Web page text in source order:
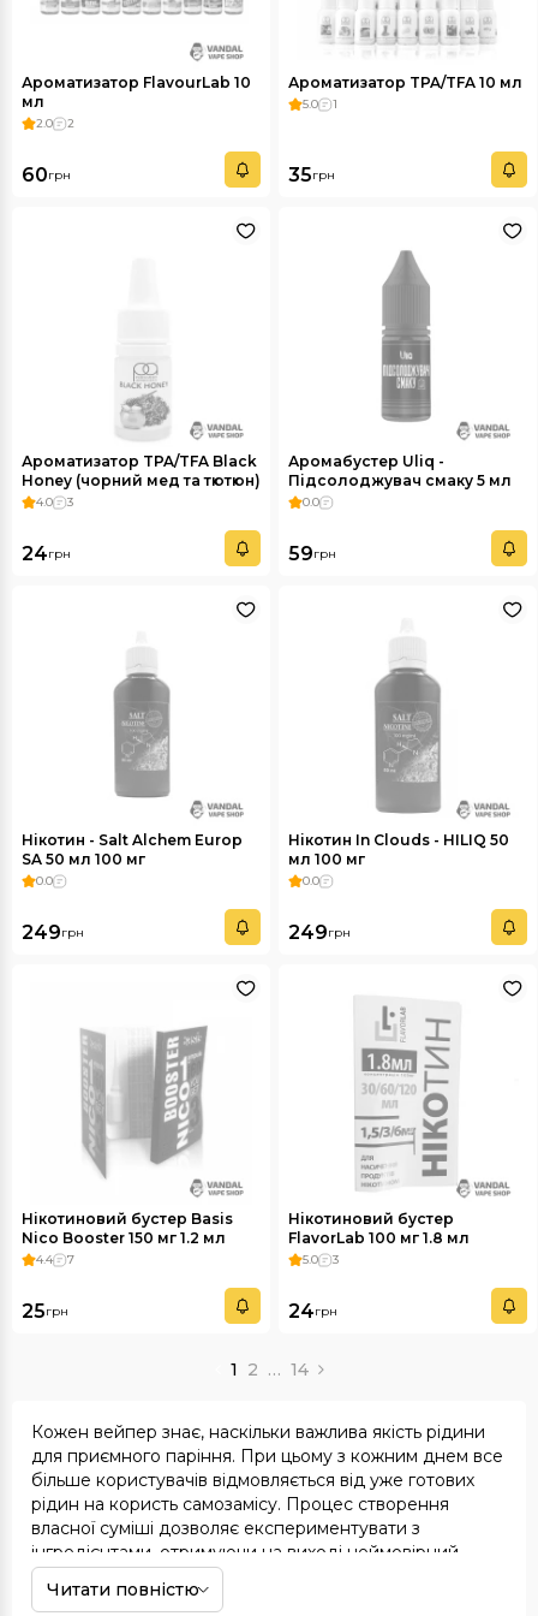
Ароматизатор FlavourLab 10
мл
2.0 2
60грн
Ароматизатор TPA/TFA 10 мл
5.0 1
35грн
Ароматизатор TPA/TFA Black
Honey (чорний мед та тютюн)
5 мл
4.0 3
24грн
Аромабустер Uliq -
Підсолоджувач смаку 5 мл
0.0
59грн
Нікотин - Salt Alchem Europ
SA 50 мл 100 мг
0.0
249грн
Нікотин In Clouds - HILIQ 50
мл 100 мг
0.0
249грн
Нікотиновий бустер Basis
Nico Booster 150 мг 1.2 мл
4.4 7
25грн
Нікотиновий бустер
FlavorLab 100 мг 1.8 мл
5.0 3
24грн
1 2 … 14
Кожен вейпер знає, наскільки важлива якість рідини
для приємного паріння. При цьому з кожним днем все
більше користувачів відмовляється від уже готових
рідин на користь самозамісу. Процес створення
власної суміші дозволяє експериментувати з
інгредієнтами, отримуючи на виході неймовірний
смак. У цьому вам допоможе ароматизатор для вейпа,
який ви можете купити в нашому інтернет-магазині
Читати повністю